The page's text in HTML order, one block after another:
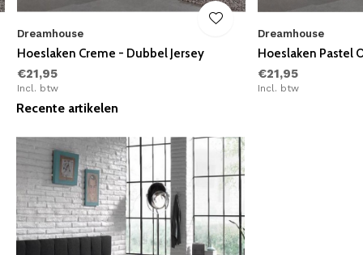
Dreamhouse
Hoeslaken Creme - Dubbel Jersey
€21,95
Incl. btw
Dreamhouse
Hoeslaken Pastel
€21,95
Incl. btw
Recente artikelen